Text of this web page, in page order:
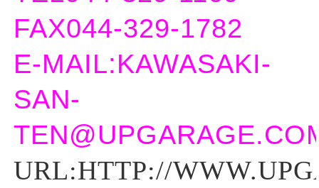
FAX044-329-1782
E-MAIL:KAWASAKI-
SAN-
URL:HTTP://